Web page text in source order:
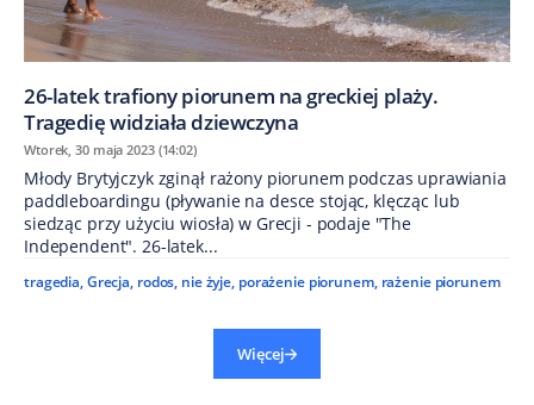
26-latek trafiony piorunem na greckiej plaży.
Tragedię widziała dziewczyna
Wtorek, 30 maja 2023 (14:02)
Młody Brytyjczyk zginął rażony piorunem podczas uprawiania
paddleboardingu (pływanie na desce stojąc, klęcząc lub
siedząc przy użyciu wiosła) w Grecji - podaje "The
Independent". 26-latek...
tragedia,Grecja, rodos, nie żyje, porażenie piorunem, rażenie piorunem
Więcej